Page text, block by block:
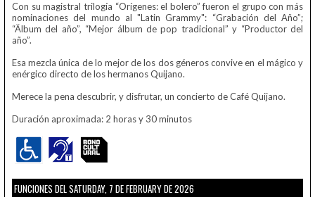
Con su magistral trilogía “Orígenes: el bolero” fueron el grupo con más
nominaciones del mundo al "Latin Grammy": “Grabación del Año”;
“Älbum del año”, “Mejor álbum de pop tradicional” y “Productor del
año”.
Esa mezcla única de lo mejor de los dos géneros convive en el mágico y
enérgico directo de los hermanos Quijano.
Merece la pena descubrir, y disfrutar, un concierto de Café Quijano.
Duración aproximada: 2 horas y 30 minutos
FUNCIONES DEL SATURDAY, 7 DE FEBRUARY DE 2026